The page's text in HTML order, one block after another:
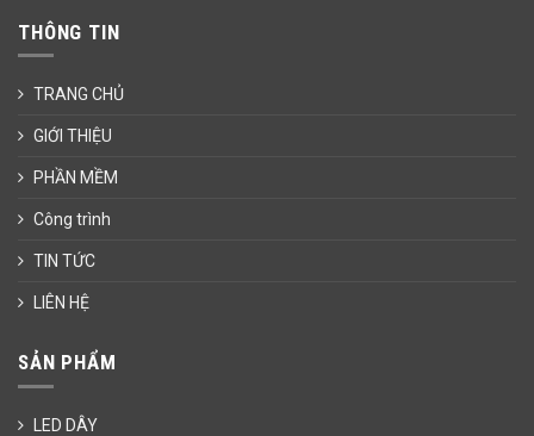
THÔNG TIN
TRANG CHỦ
GIỚI THIỆU
PHẦN MỀM
Công trình
TIN TỨC
LIÊN HỆ
SẢN PHẨM
LED DÂY